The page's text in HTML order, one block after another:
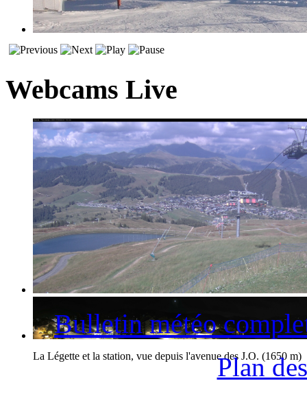
Webcams Live
La Légette et la station, vue depuis l'avenue des J.O. (1650 m)
Bulletin météo
Plan